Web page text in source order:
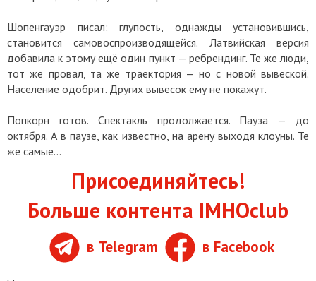
Шопенгауэр писал: глупость, однажды установившись,
становится самовоспроизводящейся. Латвийская версия
добавила к этому ещё один пункт — ребрендинг. Те же люди,
тот же провал, та же траектория — но с новой вывеской.
Население одобрит. Других вывесок ему не покажут.
Попкорн готов. Спектакль продолжается. Пауза — до
октября. А в паузе, как известно, на арену выходя клоуны. Те
же самые…
Присоединяйтесь!
Больше контента IMHOclub
в Telegram в Facebook